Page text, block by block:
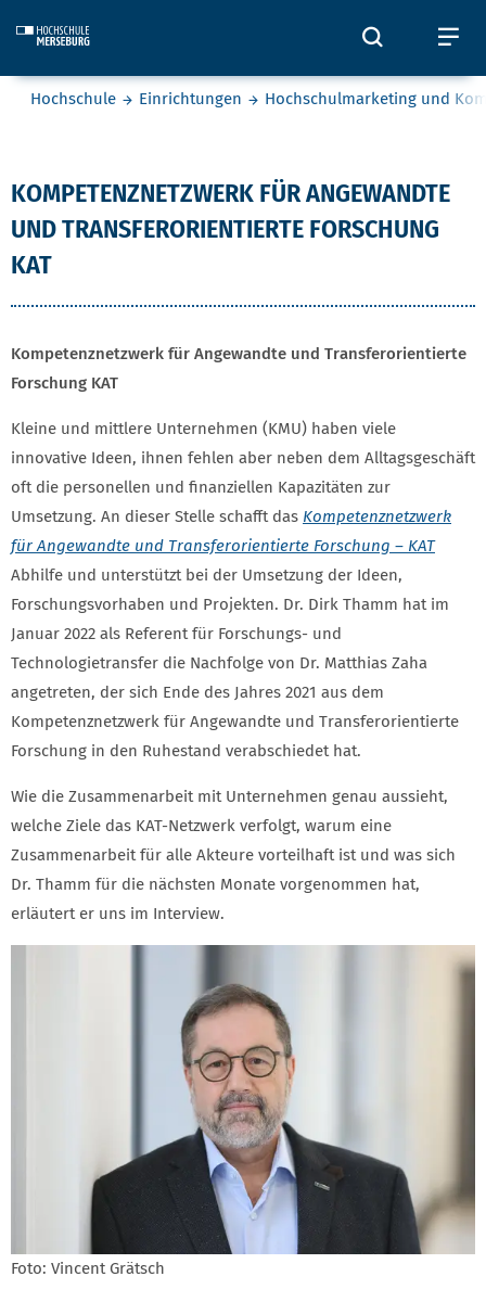
Öffnet
Sie befinden sich hier:
Hochschule Einrichtungen Hochschulmarketing und
KOMPETENZNETZWERK FÜR ANGEWANDTE
UND TRANSFERORIENTIERTE FORSCHUNG
KAT
Kompetenznetzwerk für Angewandte und Transferorientierte
Forschung KAT
Kleine und mittlere Unternehmen (KMU) haben viele
innovative Ideen, ihnen fehlen aber neben dem Alltagsgeschäft
oft die personellen und finanziellen Kapazitäten zur
Umsetzung. An dieser Stelle schafft das Kompetenznetzwerk
für Angewandte und Transferorientierte Forschung – KAT
Abhilfe und unterstützt bei der Umsetzung der Ideen,
Forschungsvorhaben und Projekten. Dr. Dirk Thamm hat im
Januar 2022 als Referent für Forschungs- und
Technologietransfer die Nachfolge von Dr. Matthias Zaha
angetreten, der sich Ende des Jahres 2021 aus dem
Kompetenznetzwerk für Angewandte und Transferorientierte
Forschung in den Ruhestand verabschiedet hat.
Wie die Zusammenarbeit mit Unternehmen genau aussieht,
welche Ziele das KAT-Netzwerk verfolgt, warum eine
Zusammenarbeit für alle Akteure vorteilhaft ist und was sich
Dr. Thamm für die nächsten Monate vorgenommen hat,
erläutert er uns im Interview.
Foto: Vincent Grätsch